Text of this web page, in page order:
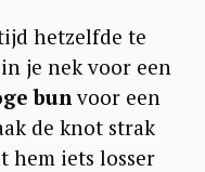
hetzelfde te
je nek voor een
bunvoor een
de knot strak
hem iets losser